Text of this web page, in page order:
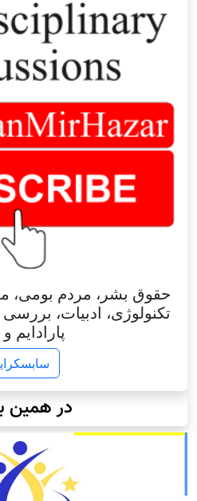
حقوق بشر، مردم بومی،
تکنولوژی، ادبیات،
پارادایم
در